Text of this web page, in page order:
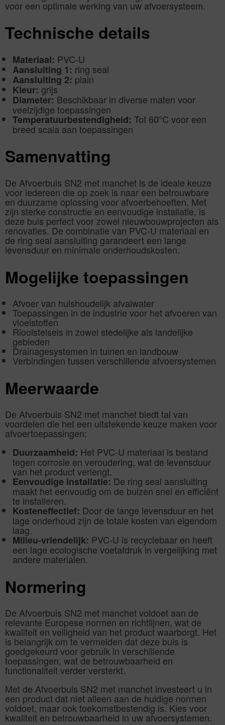
voor een optimale werking van uw afvoersysteem.
Technische details
Materiaal: PVC-U
Aansluiting 1: ring seal
Aansluiting 2: plain
Kleur: grijs
Diameter: Beschikbaar in diverse maten voor
veelzijdige toepassingen
Temperatuurbestendigheid: Tot 60°C voor een
breed scala aan toepassingen
Samenvatting
De Afvoerbuis SN2 met manchet is de ideale keuze
voor iedereen die op zoek is naar een betrouwbare
en duurzame oplossing voor afvoerbehoeften. Met
zijn sterke constructie en eenvoudige installatie, is
deze buis perfect voor zowel nieuwbouwprojecten als
renovaties. De combinatie van PVC-U materiaal en
de ring seal aansluiting garandeert een lange
levensduur en minimale onderhoudskosten.
Mogelijke toepassingen
Afvoer van huishoudelijk afvalwater
Toepassingen in de industrie voor het afvoeren van
vloeistoffen
Rioolstelsels in zowel stedelijke als landelijke
gebieden
Drainagesystemen in tuinen en landbouw
Verbindingen tussen verschillende afvoersystemen
Meerwaarde
De Afvoerbuis SN2 met manchet biedt tal van
voordelen die het een uitstekende keuze maken voor
afvoertoepassingen:
Duurzaamheid: Het PVC-U materiaal is bestand
tegen corrosie en veroudering, wat de levensduur
van het product verlengt.
Eenvoudige installatie: De ring seal aansluiting
maakt het eenvoudig om de buizen snel en efficiënt
te installeren.
Kosteneffectief: Door de lange levensduur en het
lage onderhoud zijn de totale kosten van eigendom
laag.
Milieu-vriendelijk: PVC-U is recyclebaar en heeft
een lage ecologische voetafdruk in vergelijking met
andere materialen.
Normering
De Afvoerbuis SN2 met manchet voldoet aan de
relevante Europese normen en richtlijnen, wat de
kwaliteit en veiligheid van het product waarborgt. Het
is belangrijk om te vermelden dat deze buis is
goedgekeurd voor gebruik in verschillende
toepassingen, wat de betrouwbaarheid en
functionaliteit verder versterkt.
Met de Afvoerbuis SN2 met manchet investeert u in
een product dat niet alleen aan de huidige normen
voldoet, maar ook toekomstbestendig is. Kies voor
kwaliteit en betrouwbaarheid in uw afvoersystemen.